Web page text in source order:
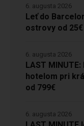
Leť do
ostrovy od 25€
6. augusta 2026
LAST
hotelom pri
od 799€
6. augusta 2026
6. augusta 2026